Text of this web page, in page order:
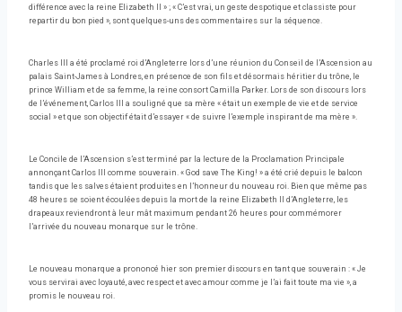
différence avec la reine Elizabeth II » ; « C’est vrai, un geste despotique et classiste pour
repartir du bon pied », sont quelques-uns des commentaires sur la séquence.
Charles III a été proclamé roi d’Angleterre lors d’une réunion du Conseil de l’Ascension au
palais Saint-James à Londres, en présence de son fils et désormais héritier du trône, le
prince William et de sa femme, la reine consort Camilla Parker. Lors de son discours lors
de l’événement, Carlos III a souligné que sa mère « était un exemple de vie et de service
social » et que son objectif était d’essayer « de suivre l’exemple inspirant de ma mère ».
Le Concile de l’Ascension s’est terminé par la lecture de la Proclamation Principale
annonçant Carlos III comme souverain. « God save The King! » a été crié depuis le balcon
tandis que les salves étaient produites en l’honneur du nouveau roi. Bien que même pas
48 heures se soient écoulées depuis la mort de la reine Elizabeth II d’Angleterre, les
drapeaux reviendront à leur mât maximum pendant 26 heures pour commémorer
l’arrivée du nouveau monarque sur le trône.
Le nouveau monarque a prononcé hier son premier discours en tant que souverain : « Je
vous servirai avec loyauté, avec respect et avec amour comme je l’ai fait toute ma vie », a
promis le nouveau roi.